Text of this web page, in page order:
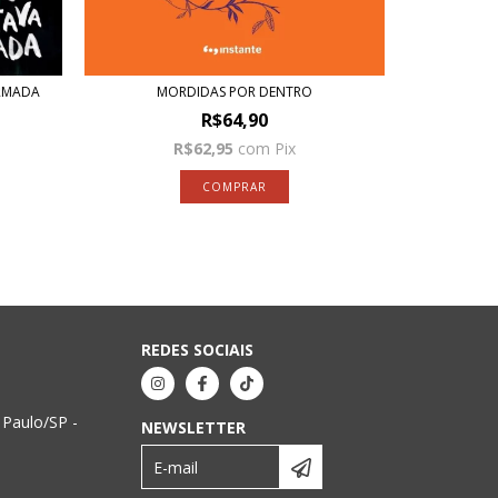
MORDIDAS POR DENTRO
R$64,90
R$62,95 com Pix
SP -
REDES SOCIAIS
NEWSLETTER